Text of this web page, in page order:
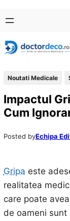
conținut
content
Noutati Medicale
Impactul
Cum
Posted byEchipa
Gripa este
realitatea
care poate
de oameni